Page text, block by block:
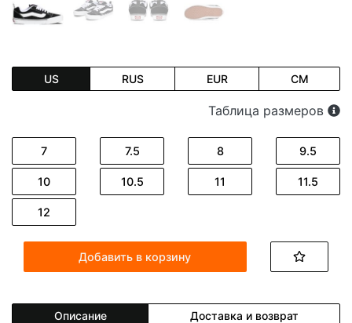
US RUS EUR CM
Таблица размеров
7 7.5 8 9.5
10 10.5 11 11.5
12
Добавить в корзину
Описание Доставка и возврат